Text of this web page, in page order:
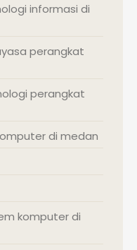
informasi di
perangkat
perangkat
di medan
komputer di